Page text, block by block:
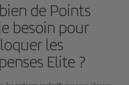
de Points
besoin pour
les
Elite ?